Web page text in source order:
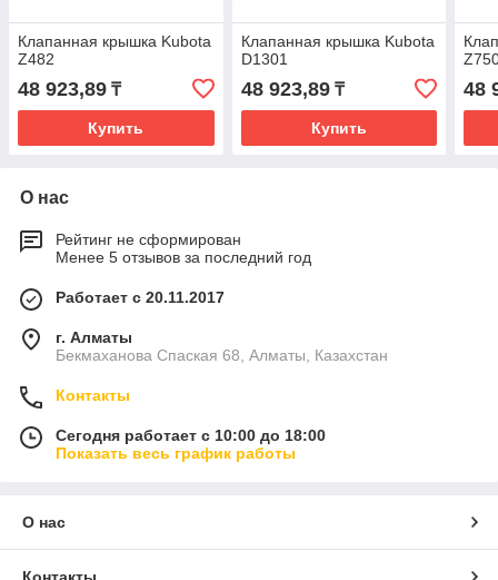
Клапанная крышка Kubota
Z482
48 923,89 ₸
Купить
Клапанная крышка Kubota
D1301
48 923,89₸
Купить
48
О нас
Рейтинг не сформирован
Менее 5 отзывов за последний год
Работает с 20.11.2017
г. Алматы
Бекмаханова Спаская 68, Алматы, Казахстан
Контакты
Сегодня работает с 10:00 до 18:00
Показать весь график работы
О нас